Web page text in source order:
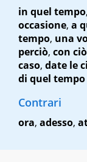
in quel tempo,
occasione, a
tempo, una
perciò, con ciò
caso, date le
di quel tempo
Contrari
ora, adesso,